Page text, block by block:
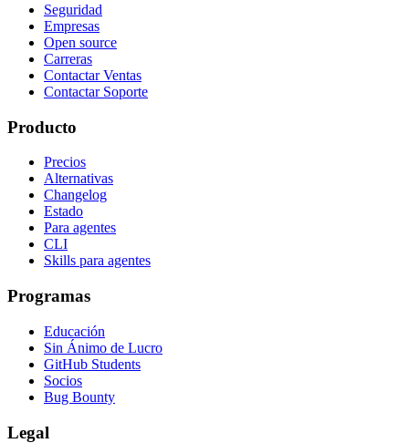
Seguridad
Empresas
Open source
Carreras
Contactar Ventas
Contactar Soporte
Producto
Precios
Alternativas
Changelog
Estado
Para agentes
CLI
Skills para agentes
Programas
Educación
Sin Ánimo de Lucro
GitHub Students
Socios
Bug Bounty
Legal